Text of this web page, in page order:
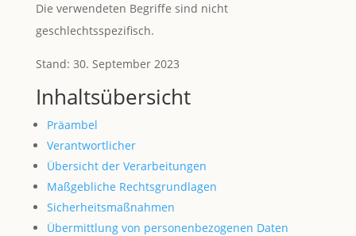
Die verwendeten Begriffe sind nicht
geschlechtsspezifisch.
Stand: 30. September 2023
Inhaltsübersicht
Präambel
Verantwortlicher
Übersicht der Verarbeitungen
Maßgebliche Rechtsgrundlagen
Sicherheitsmaßnahmen
Übermittlung von personenbezogenen Daten